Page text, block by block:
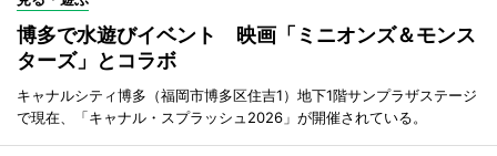
博多で水遊びイベント 映画「ミニオンズ＆モンス
ターズ」とコラボ
キャナルシティ博多（福岡市博多区住吉1）地下1階サンプラザステージ
で現在、「キャナル・スプラッシュ2026」が開催されている。